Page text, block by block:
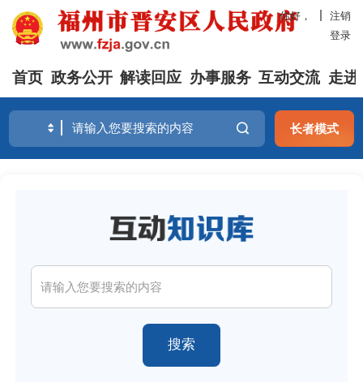
你好，
注销
登录
首页 政务公开 解读回应 办事服务 互动交流 走进
长者模式
搜索